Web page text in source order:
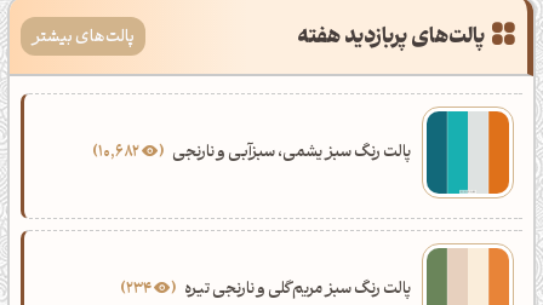
پالت‌های پربازدید هفته پالت‌های بیشتر
پالت رنگ سبز یشمی، سبزآبی و نارنجی 10,682
پالت رنگ سبز مریم‌گلی و نارنجی تیره 234